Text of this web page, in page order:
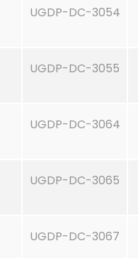
UGDP-DC-3054
UGDP-DC-3055
UGDP-DC-3064
UGDP-DC-3065
UGDP-DC-3067